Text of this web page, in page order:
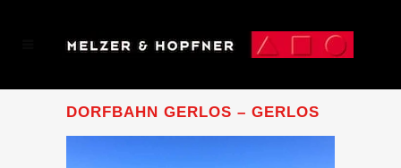
DORFBAHN GERLOS – GERLOS